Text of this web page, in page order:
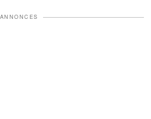
ANNONCES